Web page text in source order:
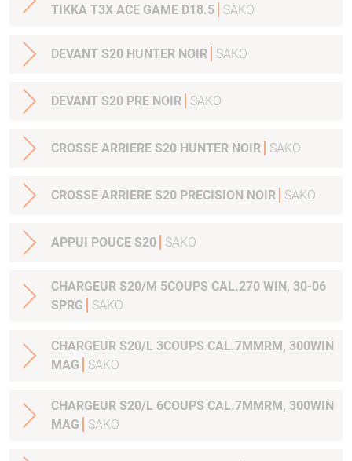
TIKKA T3X ACE GAME D18.5
SAKO
DEVANT S20 HUNTER NOIR SAKO
DEVANT S20 PRE NOIR SAKO
CROSSE ARRIERE S20 HUNTER NOIR SAKO
CROSSE ARRIERE S20 PRECISION NOIR SAKO
APPUI POUCE S20 SAKO
CHARGEUR S20/M 5COUPS CAL.270 WIN, 30-06
SPRG
SAKO
CHARGEUR S20/L 3COUPS CAL.7MMRM, 300WIN
MAG
SAKO
CHARGEUR S20/L 6COUPS CAL.7MMRM, 300WIN
MAG
SAKO